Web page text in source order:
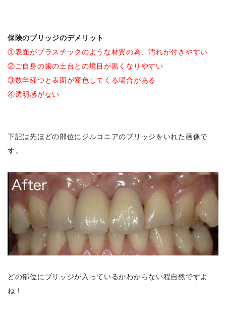
保険のブリッジのデメリット
①表面がプラスチックのような材質の為、汚れが付きやすい
②ご自身の歯の土台との境目が黒くなりやすい
③数年経つと表面が変色してくる場合がある
④透明感がない
下記は先ほどの部位にジルコニアのブリッジをいれた画像で
す。
どの部位にブリッジが入っているかわからない程自然ですよ
ね！